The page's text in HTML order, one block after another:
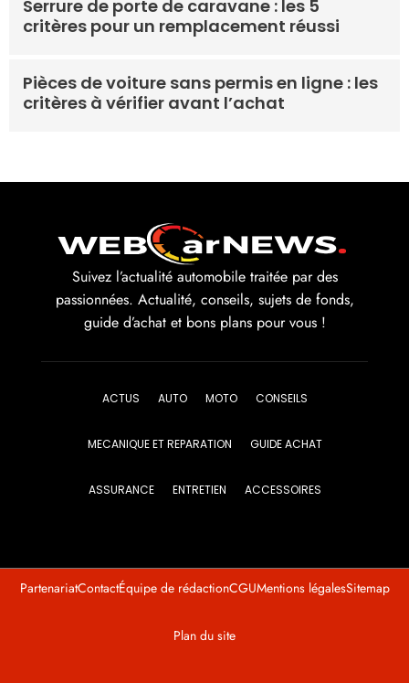
Serrure de porte de caravane : les 5
critères pour un remplacement réussi
Pièces de voiture sans permis en ligne : les
critères à vérifier avant l’achat
Suivez l’actualité automobile traitée par des
passionnées. Actualité, conseils, sujets de fonds,
guide d’achat et bons plans pour vous !
ACTUS AUTO MOTO CONSEILS
MECANIQUE ET REPARATION GUIDE ACHAT
ASSURANCE ENTRETIEN ACCESSOIRES
PartenariatContactÉquipe de rédactionCGUMentions légalesSitemap
Plan du site